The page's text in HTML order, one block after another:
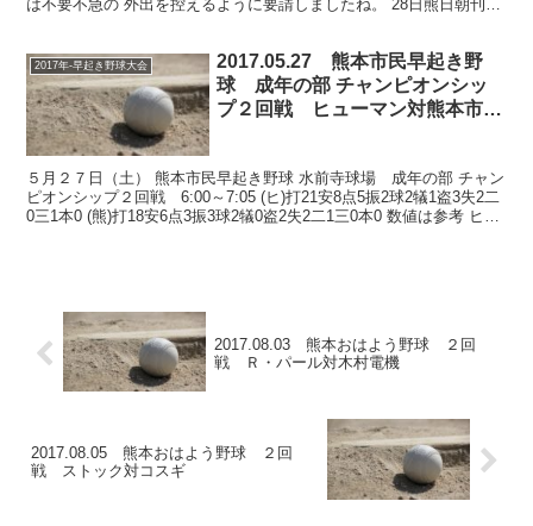
は不要不急の 外出を控えるように要請しましたね。 28日熊日朝刊で
2017年-早起き野球大会
2017.05.27 熊本市民早起き野
球 成年の部 チャンピオンシッ
プ２回戦 ヒューマン対熊本市教
５月２７日（土） 熊本市民早起き野球 水前寺球場 成年の部 チャン
ピオンシップ２回戦 6:00～7:05 (ヒ)打21安8点5振2球2犠1盗3失2二
0三1本0 (熊)打18安6点3振3球2犠0盗2失2二1三0本0 数値は参考 ヒュ
2017.08.03 熊本おはよう野球 ２回
戦 Ｒ・パール対木村電機
2017.08.05 熊本おはよう野球 ２回
戦 ストック対コスギ